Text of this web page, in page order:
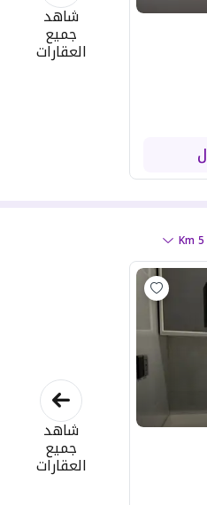
شاهد
جميع
العقارات
5
Km
شاهد
جميع
العقارات